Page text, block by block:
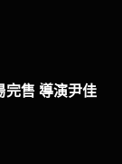
完售 導演尹佳